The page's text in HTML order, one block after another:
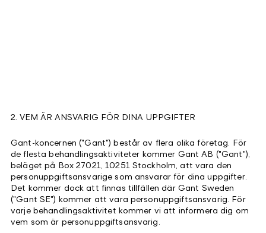
2. VEM ÄR ANSVARIG FÖR DINA UPPGIFTER
Gant-koncernen ("Gant") består av flera olika företag. För
de flesta behandlingsaktiviteter kommer Gant AB ("Gant"),
beläget på Box 27021, 10251 Stockholm, att vara den
personuppgiftsansvarige som ansvarar för dina uppgifter.
Det kommer dock att finnas tillfällen där Gant Sweden
("Gant SE") kommer att vara personuppgiftsansvarig. För
varje behandlingsaktivitet kommer vi att informera dig om
vem som är personuppgiftsansvarig.